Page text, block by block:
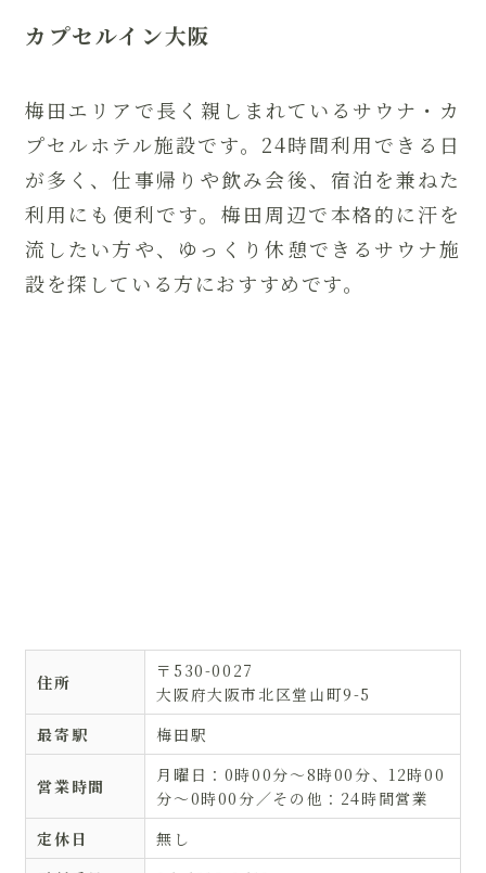
カプセルイン大阪
梅田エリアで長く親しまれているサウナ・カ
プセルホテル施設です。24時間利用できる日
が多く、仕事帰りや飲み会後、宿泊を兼ねた
利用にも便利です。梅田周辺で本格的に汗を
流したい方や、ゆっくり休憩できるサウナ施
設を探している方におすすめです。
住所
〒530-0027
大阪府大阪市北区堂山町9-5
最寄駅
梅田駅
営業時間
月曜日：0時00分〜8時00分、12時00
分〜0時00分／その他：24時間営業
定休日
無し